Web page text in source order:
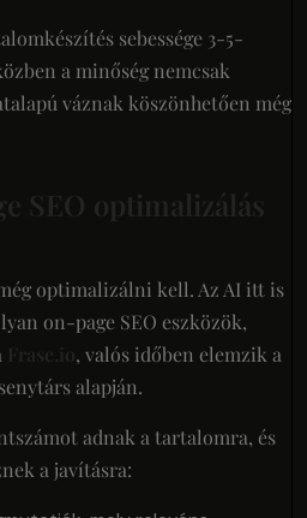
sebessége 3-5-
a minőség nemcsak
váznak köszönhetően még
SEO optimalizálás
optimalizálni kell. Az AI itt is
on-page SEO eszközök,
Frase.io , valós időben elemzik a
alapján.
adnak a tartalomra, és
a javításra: